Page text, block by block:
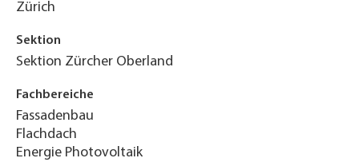
Zürich
Sektion
Sektion Zürcher Oberland
Fachbereiche
Fassadenbau
Flachdach
Energie Photovoltaik